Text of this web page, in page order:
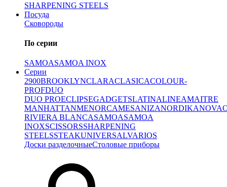
SHARPENING STEELS
Посуда
Сковороды
По серии
SAMOASAMOA INOX
Серии
2900BROOKLYNCLARACLASICACOLOUR-
PROFDUO
DUO PROECLIPSEGADGETSLATINALINEAMAITRE
MANHATTANMENORCAMESANIZANORDIKANOVA
RIVIERA BLANCASAMOASAMOA
INOXSCISSORSSHARPENING
STEELSSTEAKUNIVERSALVARIOS
Доски разделочныеСтоловые приборы